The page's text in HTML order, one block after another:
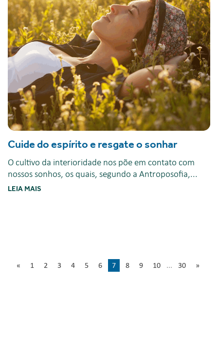
Cuide do espírito e resgate o sonhar
O cultivo da interioridade nos põe em contato com
nossos sonhos, os quais, segundo a Antroposofia,...
LEIA MAIS
« 1 2 3 4 5 6 7 8 9 10 ... 30 »